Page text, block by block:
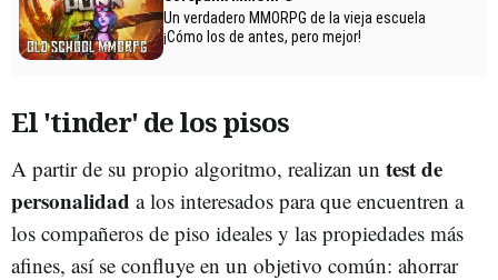
El 'tinder' de los pisos
A partir de su propio algoritmo, realizan un test de
personalidad a los interesados para que encuentren a
los compañeros de piso ideales y las propiedades más
afines, así se confluye en un objetivo común: ahorrar